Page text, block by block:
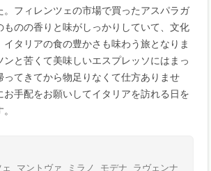
。フィレンツェの市場で買ったアスパラガ
ものの香りと味がしっかりしていて、文化
タリアの食の豊かさも味わう旅となりま
ンと苦くて美味しいエスプレッソにはまっ
ってきてから物足りなくて仕方ありませ
お手配をお願いしてイタリアを訪れる日を
マントヴァ ミラノ モデナ ラヴェンナ